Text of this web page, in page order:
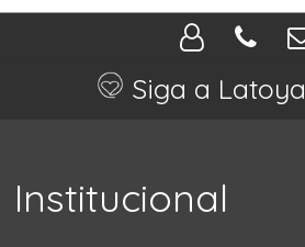
Siga a Latoya
Institucional